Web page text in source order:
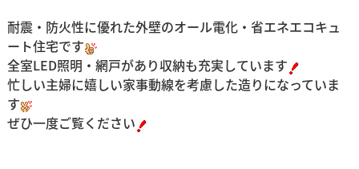
耐震・防火性に優れた外壁のオール電化・省エネエコキュ
ート住宅です
全室LED照明・網戸があり収納も充実しています
忙しい主婦に嬉しい家事動線を考慮した造りになっていま
す
ぜひ一度ご覧ください